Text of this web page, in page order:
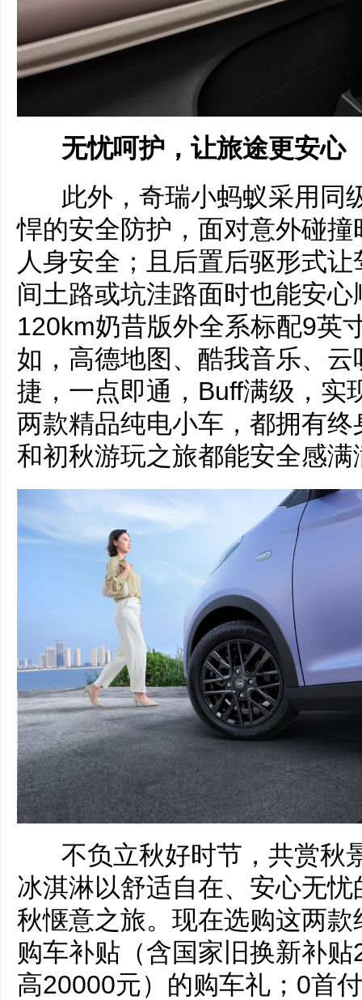
无忧呵护，让旅途更安心
此外，奇瑞小蚂蚁采用同
悍的安全防护，面对意外碰
人身安全；且后置后驱形式
间土路或坑洼路面时也能安
120km奶昔版外全系标配9英
如，高德地图、酷我音乐、
捷，一点即通，Buff满级，实
两款精品纯电小车，都拥有
和初秋游玩之旅都能安全感满
不负立秋好时节，共赏秋
冰淇淋以舒适自在、安心无
秋惬意之旅。现在选购这两
购车补贴（含国家旧换新补
高20000元）的购车礼；0首